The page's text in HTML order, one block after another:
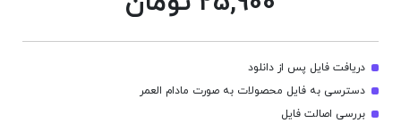
دریافت فایل پس از دانلود
دسترسی به فایل محصولات به صورت مادام العمر
بررسی اصالت فایل